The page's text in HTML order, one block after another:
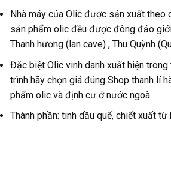
Nhà máy của Olic được sản xuất theo
sản phẩm olic đều được đông đảo
Thanh hương (lan cave) , Thu Quỳnh
Đặc biệt Olic vinh danh xuất hiện
trình hãy chọn giá đúng Shop thanh lí
phẩm olic và định cư ở nước ngoà
Thành phần: tinh dầu quế, chiết xuất